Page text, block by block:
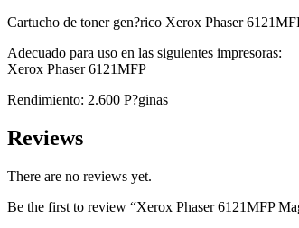
Cartucho de toner gen?rico Xerox Phaser
Adecuado para uso en las siguientes impresoras:
Xerox Phaser 6121MFP
Rendimiento: 2.600 P?ginas
Reviews
There are no reviews yet.
Be the first to review “Xerox Phaser 6121MFP